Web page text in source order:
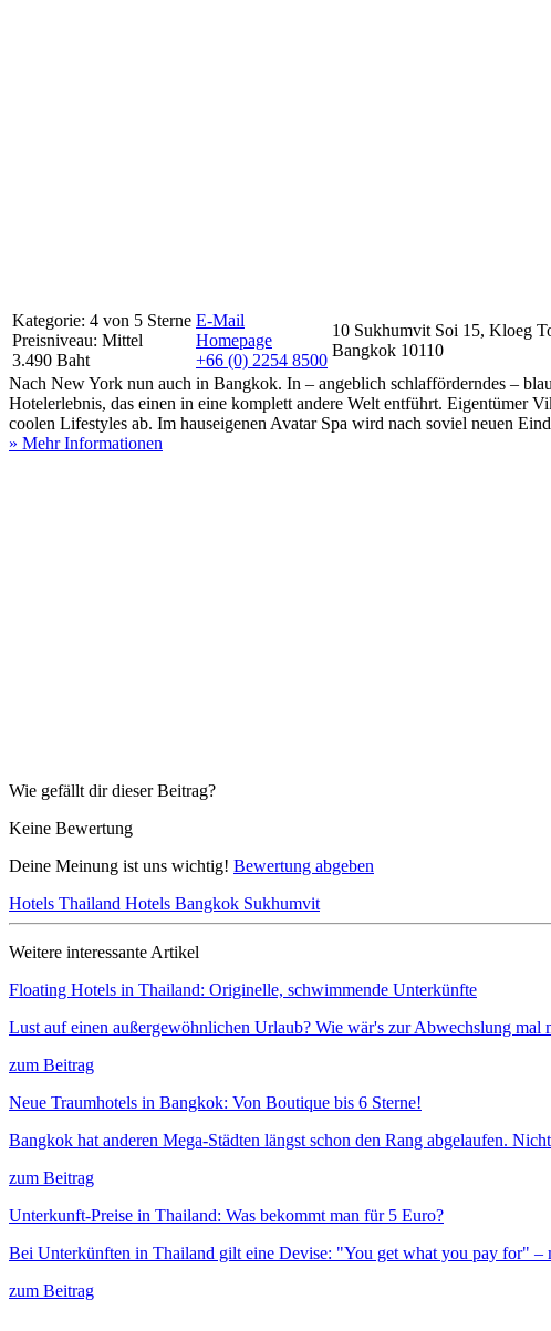
Kategorie: 4 von 5 Sterne
Preisniveau: Mittel
3.490 Baht
E-Mail
Homepage
+66 (0) 2254 8500
10 Sukhumvit Soi 15, Kloeg
Bangkok 10110
Nach New York nun auch in Bangkok. In – angeblich schlafförderndes –
Hotelerlebnis, das einen in eine komplett andere Welt entführt. Eigentümer
coolen Lifestyles ab. Im hauseigenen Avatar Spa wird nach soviel neuen
» Mehr Informationen
Wie gefällt dir dieser Beitrag?
Keine Bewertung
Deine Meinung ist uns wichtig! Bewertung abgeben
Hotels Thailand Hotels Bangkok Sukhumvit
Weitere interessante Artikel
Floating Hotels in Thailand: Originelle, schwimmende Unterkünfte
Lust auf einen außergewöhnlichen Urlaub? Wie wär's zur Abwechslung mal
zum Beitrag
Neue Traumhotels in Bangkok: Von Boutique bis 6 Sterne!
Bangkok hat anderen Mega-Städten längst schon den Rang abgelaufen.
zum Beitrag
Unterkunft-Preise in Thailand: Was bekommt man für 5 Euro?
Bei Unterkünften in Thailand gilt eine Devise: "You get what you pay for" –
zum Beitrag